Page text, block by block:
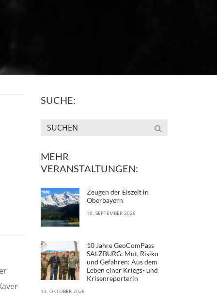
SUCHE:
MEHR
VERANSTALTUNGEN:
Zeugen der Eiszeit in
Oberbayern
10. SEPTEMBER 2026
10 Jahre GeoComPass
SALZBURG: Mut, Risiko
und Gefahren: Aus dem
Leben einer Kriegs- und
Krisenreporterin
13. OKTOBER 2026